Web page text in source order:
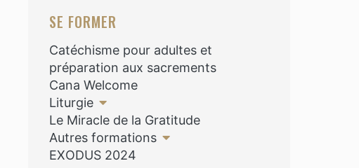
SE FORMER
Catéchisme pour adultes et
préparation aux sacrements
Cana Welcome
Liturgie
Le Miracle de la Gratitude
Autres formations
EXODUS 2024